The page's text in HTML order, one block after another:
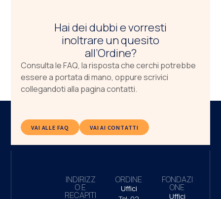
Hai dei dubbi e vorresti
inoltrare un quesito
all’Ordine?
Consulta le FAQ, la risposta che cerchi potrebbe
essere a portata di mano, oppure scrivici
collegandoti alla pagina contatti.
VAI ALLE FAQ VAI AI CONTATTI
INDIRIZZ
O E
RECAPITI
ORDINE
Uffici
FONDAZI
ONE
Uffici